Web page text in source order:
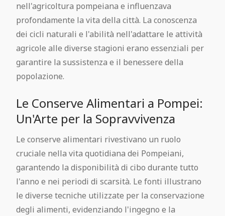
nell'agricoltura pompeiana e influenzava
profondamente la vita della città. La conoscenza
dei cicli naturali e l'abilità nell'adattare le attività
agricole alle diverse stagioni erano essenziali per
garantire la sussistenza e il benessere della
popolazione.
Le Conserve Alimentari a Pompei:
Un'Arte per la Sopravvivenza
Le conserve alimentari rivestivano un ruolo
cruciale nella vita quotidiana dei Pompeiani,
garantendo la disponibilità di cibo durante tutto
l'anno e nei periodi di scarsità. Le fonti illustrano
le diverse tecniche utilizzate per la conservazione
degli alimenti, evidenziando l'ingegno e la